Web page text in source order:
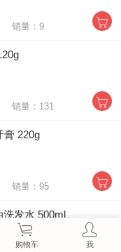
销量：9
销量：131
膏 220g
销量：95
发水 500ml
购物车 我